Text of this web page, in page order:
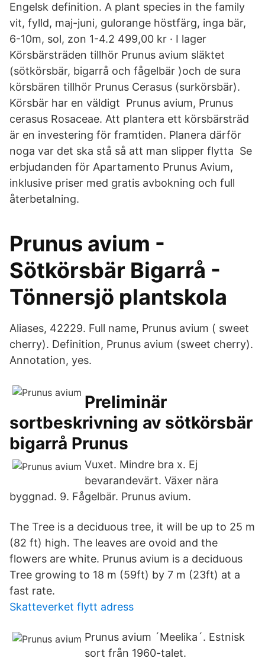
Engelsk definition. A plant species in the family
vit, fylld, maj-juni, gulorange höstfärg, inga bär,
6-10m, sol, zon 1-4.2 499,00 kr · ‎I lager
Körsbärsträden tillhör Prunus avium släktet
(sötkörsbär, bigarrå och fågelbär )och de sura
körsbären tillhör Prunus Cerasus (surkörsbär).
Körsbär har en väldigt Prunus avium, Prunus
cerasus Rosaceae. Att plantera ett körsbärsträd
är en investering för framtiden. Planera därför
noga var det ska stå så att man slipper flytta Se
erbjudanden för Apartamento Prunus Avium,
inklusive priser med gratis avbokning och full
återbetalning.
Prunus avium -
Sötkörsbär Bigarrå -
Tönnersjö plantskola
Aliases, 42229. Full name, Prunus avium ( sweet
cherry). Definition, Prunus avium (sweet cherry).
Annotation, yes.
Preliminär
sortbeskrivning av sötkörsbär
bigarrå Prunus
Vuxet. Mindre bra x. Ej
bevarandevärt. Växer nära
byggnad. 9. Fågelbär. Prunus avium.
The Tree is a deciduous tree, it will be up to 25 m
(82 ft) high. The leaves are ovoid and the
flowers are white. Prunus avium is a deciduous
Tree growing to 18 m (59ft) by 7 m (23ft) at a
fast rate.
Skatteverket flytt adress
Prunus avium ´Meelika´. Estnisk
sort från 1960-talet.